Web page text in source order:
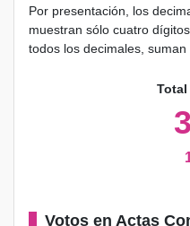
Por presentación, los
muestran sólo cuatro
todos los decimales, suman
Votos en Actas